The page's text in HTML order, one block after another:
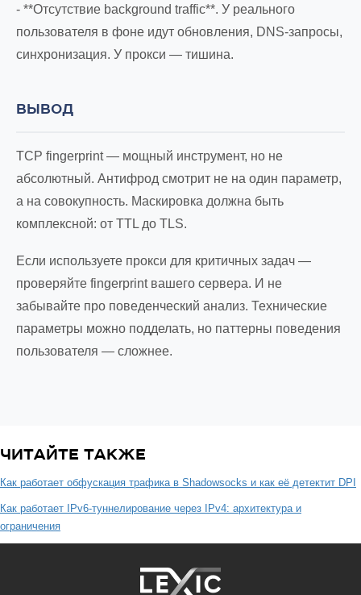
- **Отсутствие background traffic**. У реального
пользователя в фоне идут обновления, DNS-запросы,
синхронизация. У прокси — тишина.
ВЫВОД
TCP fingerprint — мощный инструмент, но не
абсолютный. Антифрод смотрит не на один параметр,
а на совокупность. Маскировка должна быть
комплексной: от TTL до TLS.
Если используете прокси для критичных задач —
проверяйте fingerprint вашего сервера. И не
забывайте про поведенческий анализ. Технические
параметры можно подделать, но паттерны поведения
пользователя — сложнее.
ЧИТАЙТЕ ТАКЖЕ
Как работает обфускация трафика в Shadowsocks и как её детектит DPI
Как работает IPv6-туннелирование через IPv4: архитектура и
ограничения